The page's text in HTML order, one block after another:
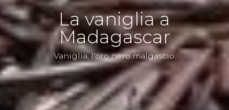
La vaniglia a
Madagascar
Vaniglia, l'oro nero malgascio.